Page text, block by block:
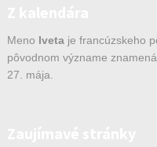
Meno Ivetaje francúzskeho
pôvodnom význame
27. mája.